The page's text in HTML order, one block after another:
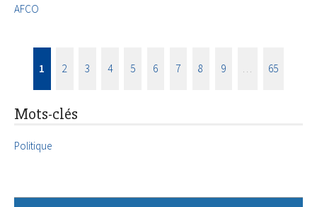
AFCO
1 2 3 4 5 6 7 8 9 … 65
Mots-clés
Politique